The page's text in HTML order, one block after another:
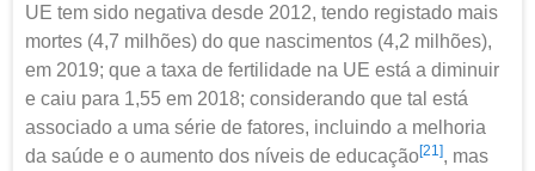
UE tem sido negativa desde 2012, tendo registado mais
mortes (4,7 milhões) do que nascimentos (4,2 milhões),
em 2019; que a taxa de fertilidade na UE está a diminuir
e caiu para 1,55 em 2018; considerando que tal está
associado a uma série de fatores, incluindo a melhoria
da saúde e o aumento dos níveis de educação[21], mas